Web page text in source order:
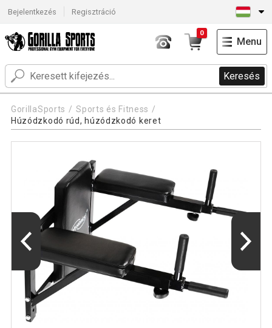
Bejelentkezés Regisztráció
Keresés
0
Menu
GorillaSports
Sports és Fitness
Húzódzkodó rúd, húzódzkodó keret